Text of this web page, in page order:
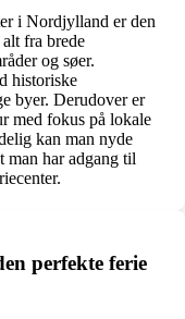
i Nordjylland er den
fra brede
og søer.
historiske
byer. Derudover er
med fokus på lokale
kan man nyde
man har adgang til
perfekte ferie